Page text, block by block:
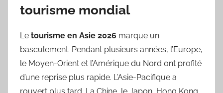
tourisme mondial
Le tourisme en Asie 2026 marque un
basculement. Pendant plusieurs années, l’Europe,
le Moyen-Orient et l’Amérique du Nord ont profité
d’une reprise plus rapide. L’Asie-Pacifique a
rouvert plus tard. La Chine, le Japon, Hong Kong,